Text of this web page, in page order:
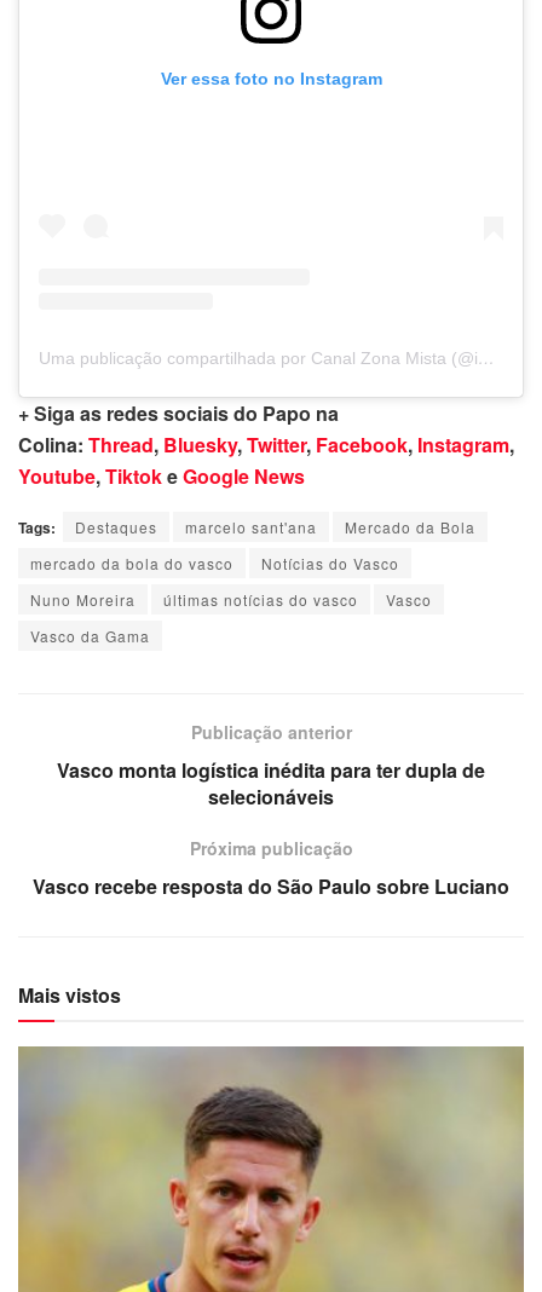
Ver essa foto no Instagram
Uma publicação compartilhada por Canal Zona Mista (@instadozona)
+ Siga as redes sociais do Papo na
Colina: Thread, Bluesky,Twitter, Facebook, Instagram,
Youtube,TiktokeGoogle News
Tags: Destaques marcelo sant'ana
Mercado da Bola
mercado da bola do vasco
Notícias do Vasco
Nuno Moreira
últimas notícias do vasco
Vasco
Vasco da Gama
Publicação anterior
Vasco monta logística inédita para ter dupla de
selecionáveis
Próxima publicação
Vasco recebe resposta do São Paulo sobre Luciano
Mais vistos